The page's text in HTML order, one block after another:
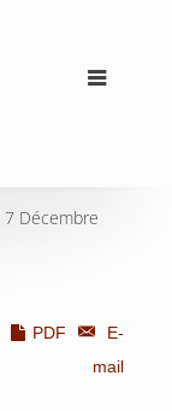
7 Décembre
PDF
E-
mail